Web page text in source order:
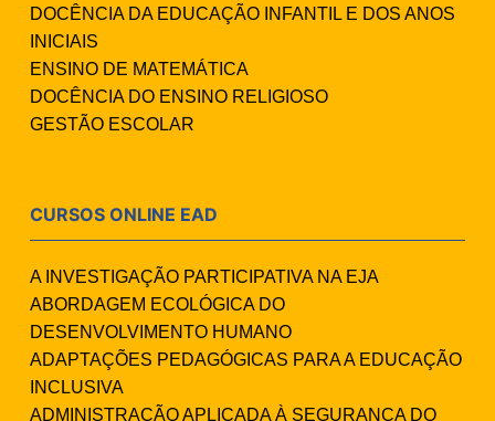
DOCÊNCIA DA EDUCAÇÃO INFANTIL E DOS ANOS
INICIAIS
ENSINO DE MATEMÁTICA
DOCÊNCIA DO ENSINO RELIGIOSO
GESTÃO ESCOLAR
CURSOS ONLINE EAD
A INVESTIGAÇÃO PARTICIPATIVA NA EJA
ABORDAGEM ECOLÓGICA DO
DESENVOLVIMENTO HUMANO
ADAPTAÇÕES PEDAGÓGICAS PARA A EDUCAÇÃO
INCLUSIVA
ADMINISTRAÇÃO APLICADA À SEGURANÇA DO